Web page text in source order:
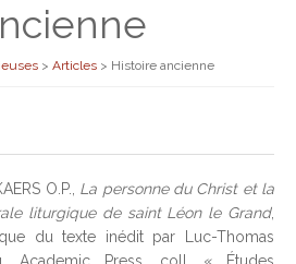
> Articles > Histoire ancienne
O.P., La personne du Christ et la
liturgique de saint Léon le Grand,
du texte inédit par Luc-Thomas